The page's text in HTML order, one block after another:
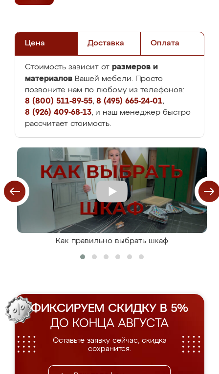
Цена Доставка Оплата
Стоимость зависит от размеров и
материалов Вашей мебели. Просто
позвоните нам по любому из телефонов:
8 (800) 511-89-55, 8 (495) 665-24-01,
8 (926) 409-68-13, и наш менеджер быстро
рассчитает стоимость.
Как правильно выбрать шкаф
ФИКСИРУЕМ СКИДКУ В 5%
ДО КОНЦА АВГУСТА
Оставьте заявку сейчас, скидка
сохранится.